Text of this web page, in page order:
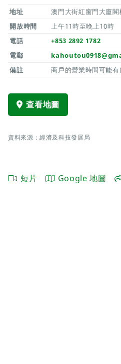
地址
澳門大街紅窗門大廈閣
開放時間
上午11時至晚上10時
電話
+853 2892 1782
電郵
備註
商戶的營業時間可能有
查看地圖
資料來源：經濟及科技發展局
短片 Google 地圖